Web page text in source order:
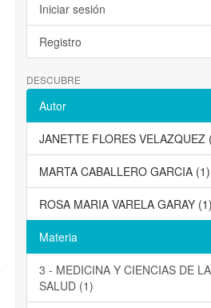
Iniciar sesión
Registro
DESCUBRE
Autor
JANETTE FLORES VELAZQUEZ
MARTA CABALLERO GARCIA (1)
ROSA MARIA VARELA GARAY (1)
Materia
3 - MEDICINA Y CIENCIAS DE LA
SALUD (1)